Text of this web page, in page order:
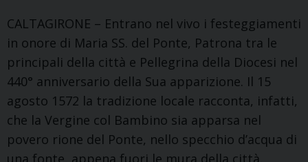
CALTAGIRONE – Entrano nel vivo i festeggiamenti
in onore di Maria SS. del Ponte, Patrona tra le
principali della città e Pellegrina della Diocesi nel
440° anniversario della Sua apparizione. Il 15
agosto 1572 la tradizione locale racconta, infatti,
che la Vergine col Bambino sia apparsa nel
povero rione del Ponte, nello specchio d’acqua di